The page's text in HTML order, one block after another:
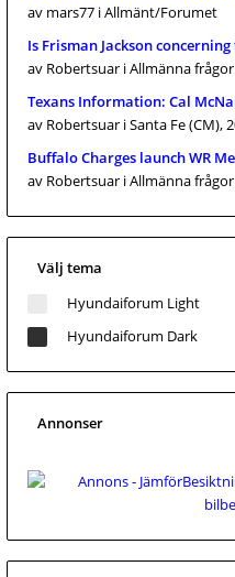
av mars77 i Allmänt/Forumet
Is Frisman Jackson
av Robertsuar i Allmänna
Texans Information: Cal
av Robertsuar i Santa Fe (CM),
Buffalo Charges launch WR
av Robertsuar i Allmänna
Välj tema
Hyundaiforum Light
Hyundaiforum Dark
Annonser